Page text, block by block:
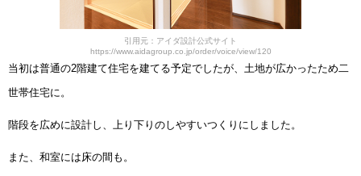
引用元：アイダ設計公式サイト
https://www.aidagroup.co.jp/order/voice/view/120
当初は普通の2階建て住宅を建てる予定でしたが、土地が広かったため二
世帯住宅に。
階段を広めに設計し、上り下りのしやすいつくりにしました。
また、和室には床の間も。